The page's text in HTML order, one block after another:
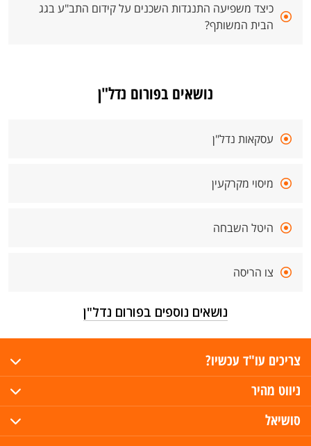
כיצד משפיעה התנגדות השכנים על קידום התב"ע בגג
הבית המשותף?
נושאים בפורום נדל"ן
עסקאות נדל"ן
מיסוי מקרקעין
היטל השבחה
צו הריסה
נושאים נוספים בפורום נדל"ן
צריכים עו"ד עכשיו?
ניווט מהיר
סושיאל